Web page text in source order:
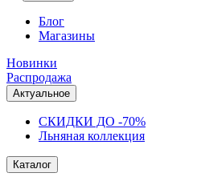
Блог
Магазины
Новинки
Распродажа
Актуальное
СКИДКИ ДО -70%
Льняная коллекция
Каталог